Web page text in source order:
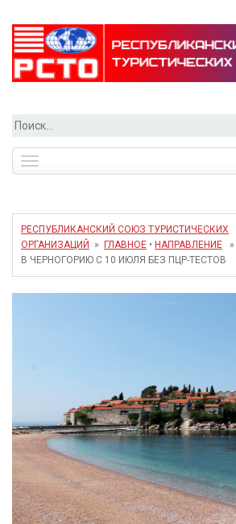
Найти:
navigation
РЕСПУБЛИКАНСКИЙ СОЮЗ ТУРИСТИЧЕСКИХ
ОРГАНИЗАЦИЙ
» ГЛАВНОЕ • НАПРАВЛЕНИЕ
В ЧЕРНОГОРИЮ С 10 ИЮЛЯ БЕЗ ПЦР-ТЕСТОВ